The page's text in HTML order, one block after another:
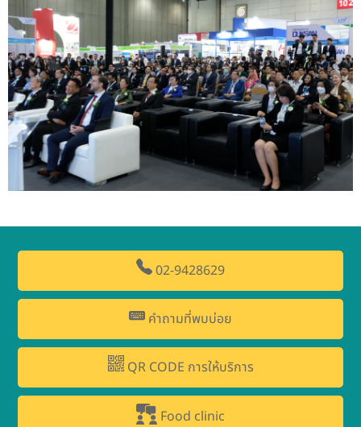
02-9428629
คำถามที่พบบ่อย
QR CODE การให้บริการ
Food clinic